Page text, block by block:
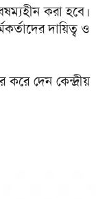
করা হবে।
দায়িত্ব ও
দেন কেন্দ্রীয়